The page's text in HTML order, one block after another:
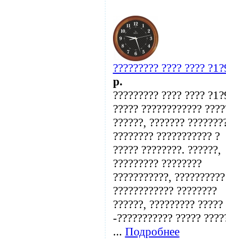
????????? ???? ????
p.
????????? ???? ????
????? ????????????
??????, ???????
???????? ??????????? ?
????? ????????. ??????,
????????? ????????
???????????,
???????????? ????????
??????, ????????? ?????
-??????????? ?????
... Подробнее